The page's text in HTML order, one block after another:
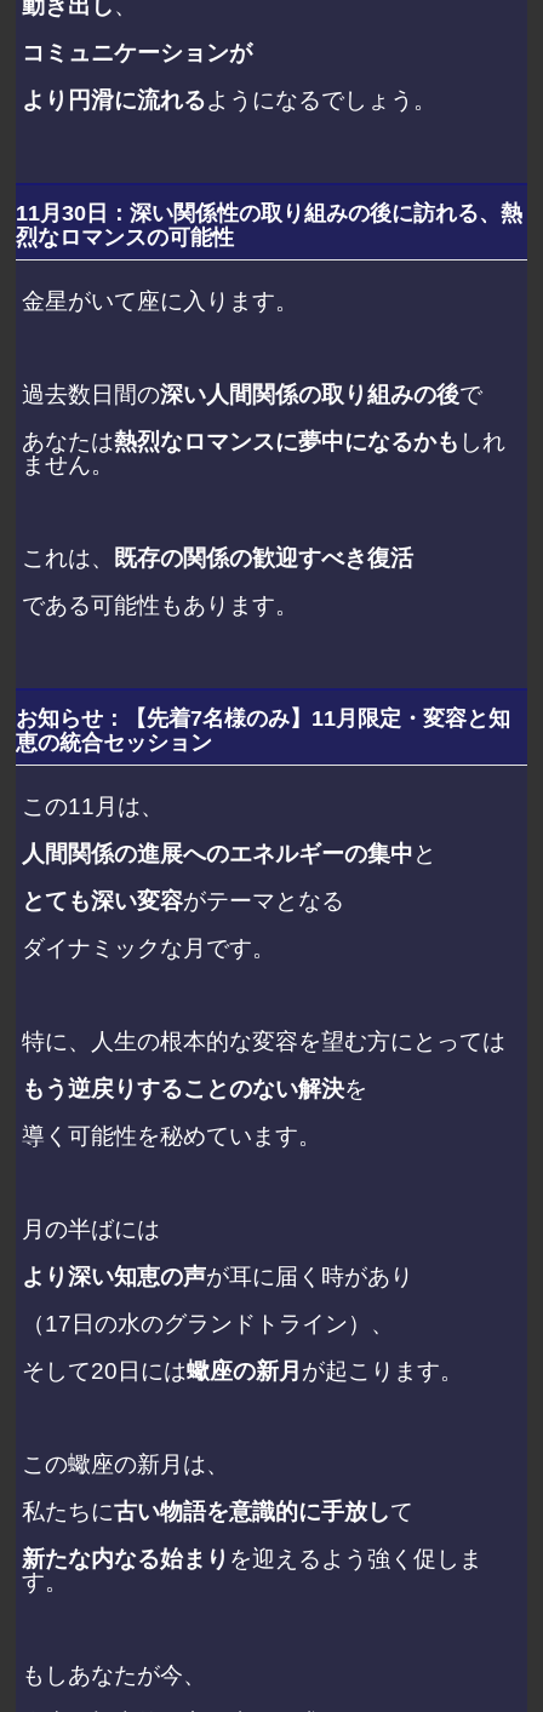
動き出し、
コミュニケーションが
より円滑に流れるようになるでしょう。
11月30日：深い関係性の取り組みの後に訪れる、熱
烈なロマンスの可能性
金星がいて座に入ります。
過去数日間の深い人間関係の取り組みの後で
あなたは熱烈なロマンスに夢中になるかも しれ
ません。
これは、
既存の関係の歓迎すべき復活
である可能性もあります。
お知らせ：【先着7名様のみ】11月限定・変容と知
恵の統合セッション
この11月は、
人間関係の進展へのエネルギーの集中と
とても深い変容がテーマとなる
ダイナミックな月です。
特に、人生の根本的な変容を望む方にとっては
もう逆戻りすることのない解決を
導く可能性を秘めています。
月の半ばには
より深い知恵の声が耳に届く時があり
（17日の水のグランドトライン）、
そして20日には蠍座の新月 が起こります。
この蠍座の新月は、
私たちに古い物語を意識的に手放して
新たな内なる始まり を迎えるよう強く促しま
す。
もしあなたが今、